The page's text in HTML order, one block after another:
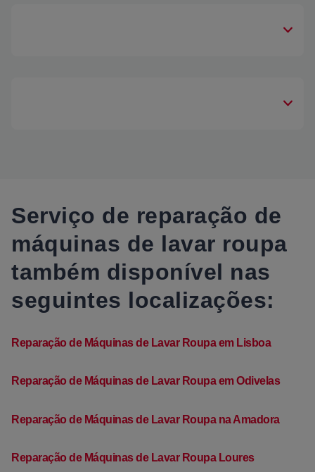
Serviço de reparação de
máquinas de lavar roupa
também disponível nas
seguintes localizações:
Reparação de Máquinas de Lavar Roupa em Lisboa
Reparação de Máquinas de Lavar Roupa em Odivelas
Reparação de Máquinas de Lavar Roupa na Amadora
Reparação de Máquinas de Lavar Roupa Loures